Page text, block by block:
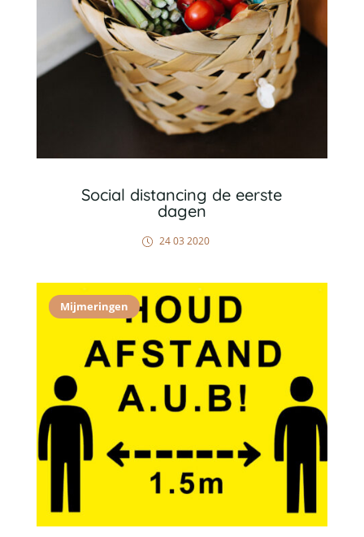
Social distancing de eerste
dagen
24 03 2020
Mijmeringen